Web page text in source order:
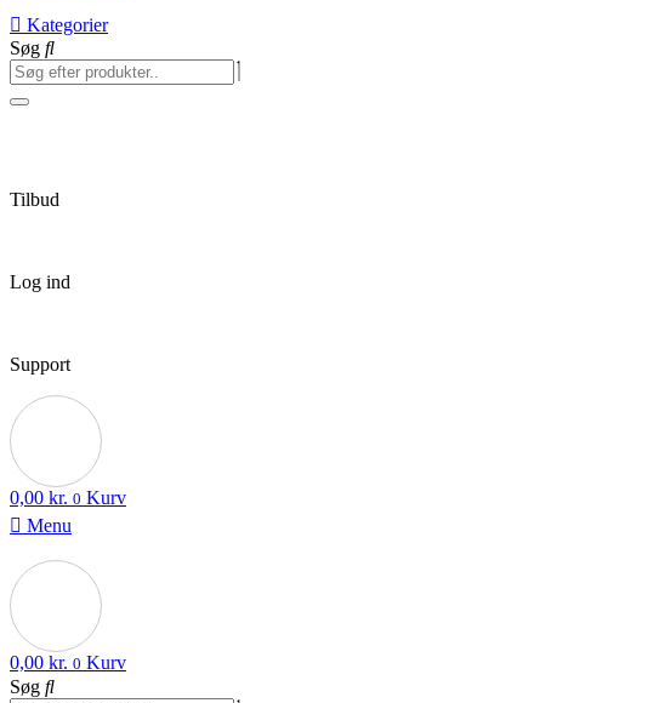
Kategorier
Søg
Tilbud
Log ind
Support
0,00 kr. 0 Kurv
Menu
0,00 kr. 0 Kurv
Søg